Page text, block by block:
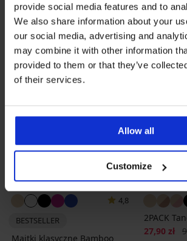
provide social media features and to
We also share information about your
our social media, advertising and
may combine it with other information
provided to them or that they’ve
of their services.
Allow all
Customize
4,8
BESTSELLER
Majtki klasyczne Bamboo
2PACK
Zniżka
27,90 zł